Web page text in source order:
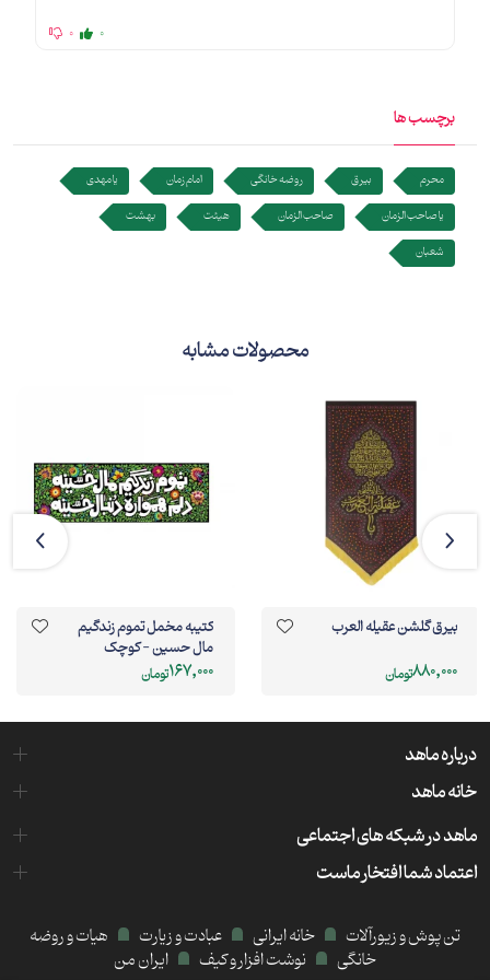
0
0
برچسب ها
محرم بیرق روضه خانگی امام زمان
یا مهدی
یا صاحب الزمان
صاحب الزمان هیئت
بهشت
شعبان
محصولات مشابه
بیرق گلشن عقیله العرب
880,000تومان
کتیبه مخمل تموم زندگیم
مال حسین - کوچک
167,000تومان
درباره ماهد
خانه ماهد
ماهد در شبکه های اجتماعی
اعتماد شما افتخار ماست
تن پوش و زیورآلات خانه ایرانی عبادت و زیارت
هیات و روضه
خانگی
نوشت افزار و کیف ایران من